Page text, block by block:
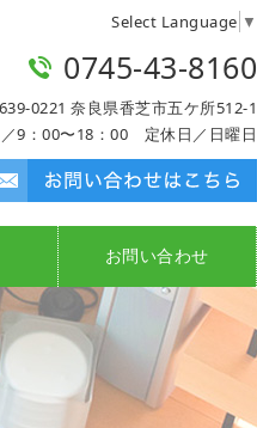
Select Language ▼
0745-43-8160
0221 奈良県香芝市五ケ所512-1
9：00〜18：00 定休日／日曜日
お問い合わせ